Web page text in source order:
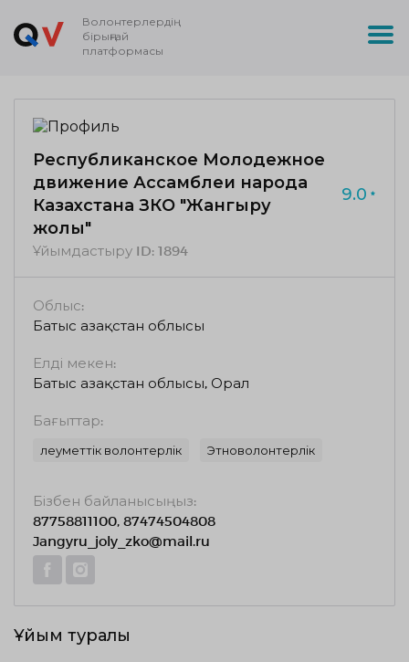
Волонтерлердің
бірыңғай
платформасы
Республиканское Молодежное
движение Ассамблеи народа
Казахстана ЗКО "Жангыру
жолы"
9.0
Ұйымдастыру ID: 1894
Облыс:
Батыс Қазақстан облысы
Елді мекен:
Батыс Қазақстан облысы, Орал
Бағыттар:
Әлеуметтік волонтерлік Этноволонтерлік
Бізбен байланысыңыз:
87758811100, 87474504808
Jangyru_joly_zko@mail.ru
Ұйым туралы